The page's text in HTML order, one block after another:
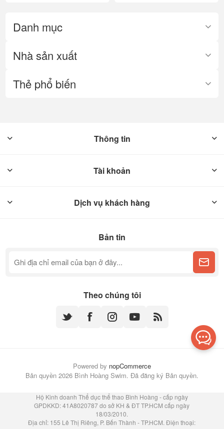
Danh mục
Nhà sản xuất
Thẻ phổ biến
Thông tin
Tài khoản
Dịch vụ khách hàng
Bản tin
Theo chúng tôi
Powered by nopCommerce
Bản quyền 2026 Bình Hoàng Swim. Đã đăng ký Bản quyền.
Hộ Kinh doanh Thể dục thể thao Bình Hoàng - cấp ngày
GPDKKD: 41A8020787 do sở KH & ĐT TP.HCM cấp ngày
18/03/2010.
Địa chỉ: 155 Lê Thị Riêng, P. Bến Thành - TP.HCM. Điện thoại: